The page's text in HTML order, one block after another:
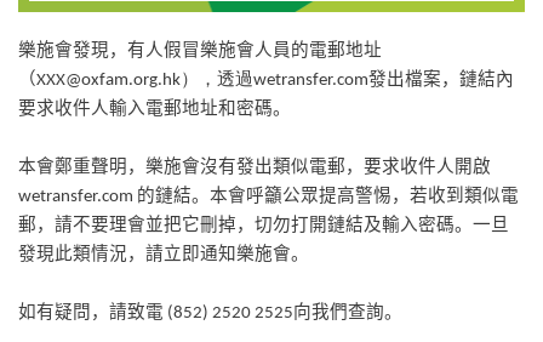
樂施會發現，有人假冒樂施會人員的電郵地址
（XXX@oxfam.org.hk），透過wetransfer.com發出檔案，鏈結內
要求收件人輸入電郵地址和密碼。
本會鄭重聲明，樂施會沒有發出類似電郵，要求收件人開啟
wetransfer.com 的鏈結。本會呼籲公眾提高警惕，若收到類似電
郵，請不要理會並把它刪掉，切勿打開鏈結及輸入密碼。一旦
發現此類情況，請立即通知樂施會。
如有疑問，請致電 (852) 2520 2525向我們查詢。